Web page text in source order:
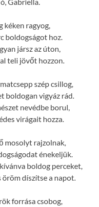
kéken ragyog,
boldogságot hoz.
jársz az úton,
teli jövőt hozzon.
szép csillog,
boldogan vigyáz rád.
nevédbe borul,
virágait hozza.
mosolyt rajzolnak,
énekeljük.
boldog perceket,
díszítse a napot.
forrása csobog,